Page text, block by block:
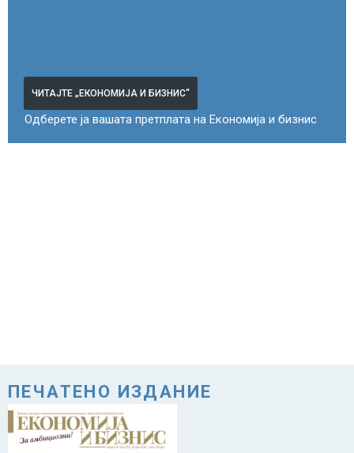
ЧИТАЈТЕ „ЕКОНОМИЈА И БИЗНИС“
Одберете ја вашата претплата на Економија и бизнис
ПЕЧАТЕНО ИЗДАНИЕ